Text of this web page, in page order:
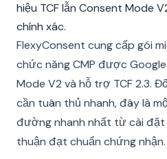
hiệu TCF lẫn Consent Mode
chính xác.
FlexyConsent cung cấp gói
chức năng CMP được
Mode V2 và hỗ trợ TCF 2.3.
cần tuân thủ nhanh, đây là
đường nhanh nhất từ cài
thuận đạt chuẩn chứng nhận.